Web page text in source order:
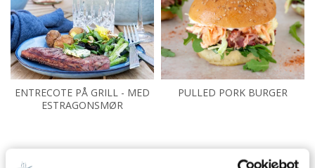
ENTRECOTE PÅ GRILL - MED
ESTRAGONSMØR
PULLED PORK BURGER